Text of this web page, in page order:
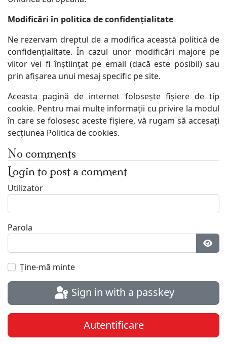
Modificări în politica de confidențialitate
Ne rezervam dreptul de a modifica această politică de
confidențialitate. În cazul unor modificări majore pe
viitor vei fi înștiințat pe email (dacă este posibil) sau
prin afișarea unui mesaj specific pe site.
Aceasta pagină de internet folosește fișiere de tip
cookie. Pentru mai multe informații cu privire la modul
în care se folosesc aceste fișiere, vă rugam să accesați
secțiunea Politica de cookies.
No comments
Login to post a comment
Utilizator
Parola
Ţine-mă minte
Sign in with a passkey
Autentificare